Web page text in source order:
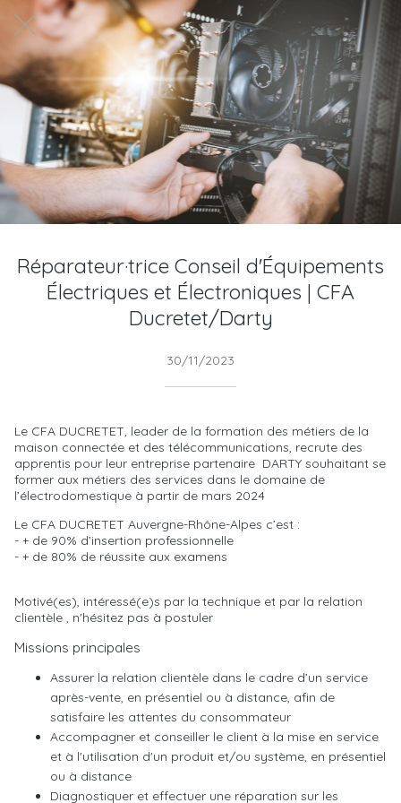
Réparateur·trice Conseil d'Équipements
Électriques et Électroniques | CFA
Ducretet/Darty
30/11/2023
Le CFA DUCRETET, leader de la formation des métiers de la
maison connectée et des télécommunications, recrute des
apprentis pour leur entreprise partenaire DARTY souhaitant se
former aux métiers des services dans le domaine de
l’électrodomestique à partir de mars 2024
Le CFA DUCRETET Auvergne-Rhône-Alpes c’est :
- + de 90% d’insertion professionnelle
- + de 80% de réussite aux examens
Motivé(es), intéressé(e)s par la technique et par la relation
clientèle , n'hésitez pas à postuler
Missions principales
Assurer la relation clientèle dans le cadre d’un service
après-vente, en présentiel ou à distance, afin de
satisfaire les attentes du consommateur
Accompagner et conseiller le client à la mise en service
et à l'utilisation d'un produit et/ou système, en présentiel
ou à distance
Diagnostiquer et effectuer une réparation sur les